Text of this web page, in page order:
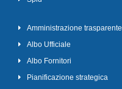
Amministrazione trasparente
Albo Ufficiale
Albo Fornitori
Pianificazione strategica